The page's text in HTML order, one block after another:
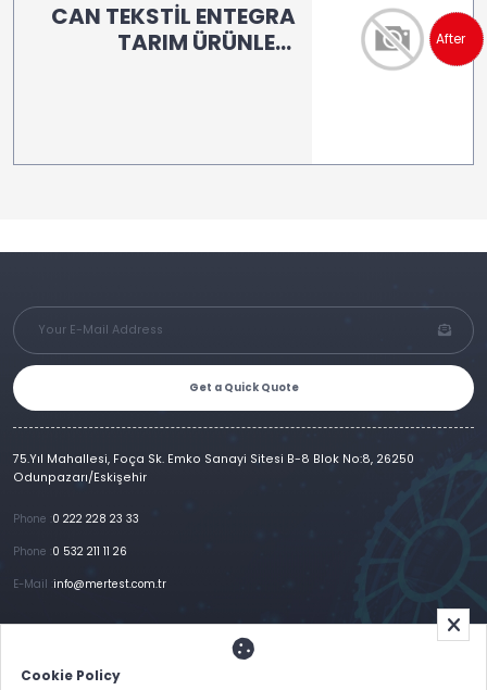
Cookie Policy
CAN TEKSTİL ENTEGRA
TARIM ÜRÜNLERİ
After
Get a Quick Quote
75.Yıl Mahallesi, Foça Sk. Emko Sanayi Sitesi B-8 Blok No:8, 26250
Odunpazarı/Eskişehir
Phone : 0 222 228 23 33
Phone : 0 532 211 11 26
E-Mail :info@mertest.com.tr
References